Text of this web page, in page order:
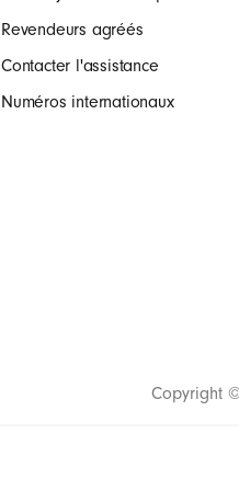
Revendeurs agréés
Contacter l'assistance
Numéros internationaux
Copyright